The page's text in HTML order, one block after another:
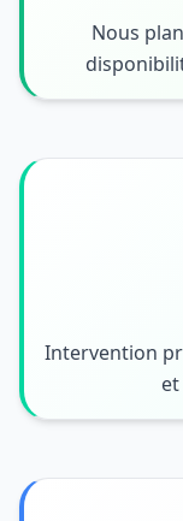
Nous
Intervention